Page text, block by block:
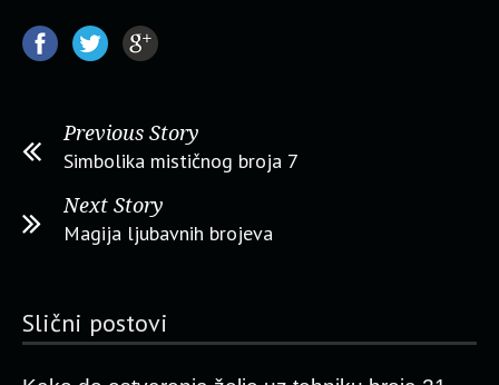
Previous Story
Simbolika mističnog broja 7
Next Story
Magija ljubavnih brojeva
Slični postovi